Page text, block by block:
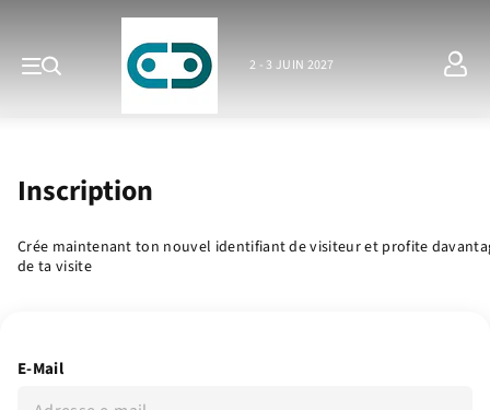
2 - 3 JUIN 2027
Inscription
Crée maintenant ton nouvel identifiant de visiteur et profite
de ta visite
E-Mail